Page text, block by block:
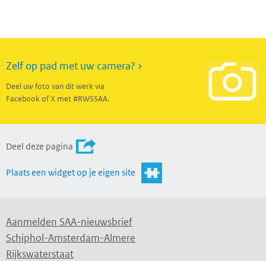
Zelf op pad met uw camera? ›
Deel uw foto van dit werk via
Facebook of X met #RWSSAA.
Deel deze pagina
Plaats een widget op je eigen site
Aanmelden SAA-nieuwsbrief
Schiphol-Amsterdam-Almere
Rijkswaterstaat